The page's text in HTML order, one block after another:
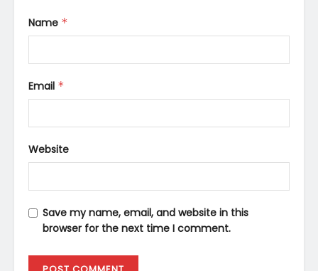
Name *
Email *
Website
Save my name, email, and website in this
browser for the next time I comment.